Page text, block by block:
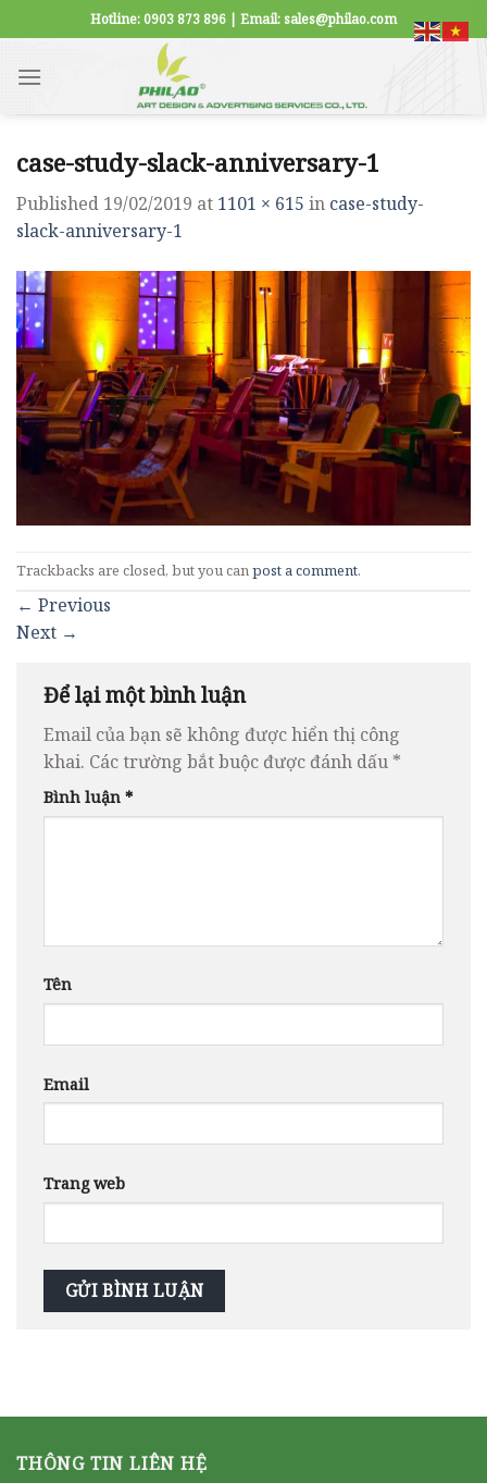
to
content
Hotline: 0903 873 896 | Email: sales@philao.com
case-study-slack-anniversary-1
Published 19/02/2019 at 1101 × 615 in case-study-
slack-anniversary-1
Trackbacks are closed, but you canpost a comment.
← Previous
Next →
Để lại một bình luận
Email của bạn sẽ không được hiển thị công
khai. Các trường bắt buộc được đánh dấu *
Bình luận *
Tên
Email
Trang web
THÔNG TIN LIÊN HỆ